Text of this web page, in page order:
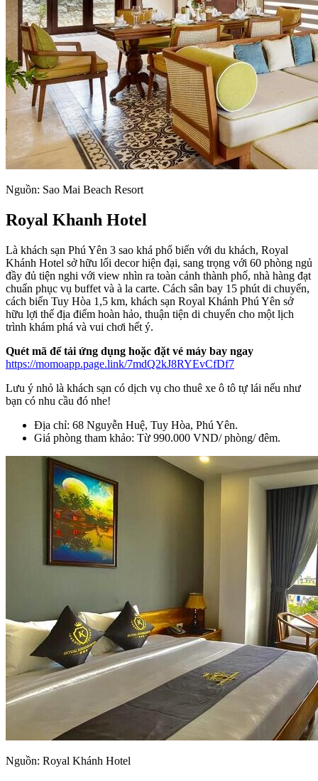
Nguồn: Sao Mai Beach Resort
Royal Khanh Hotel
Là khách sạn Phú Yên 3 sao khá phổ biến với du khách, Royal
Khánh Hotel sở hữu lối decor hiện đại, sang trọng với 60 phòng ngủ
đầy đủ tiện nghi với view nhìn ra toàn cảnh thành phố, nhà hàng đạt
chuẩn phục vụ buffet và à la carte. Cách sân bay 15 phút di chuyển,
cách biển Tuy Hòa 1,5 km, khách sạn Royal Khánh Phú Yên sở
hữu lợi thế địa điểm hoàn hảo, thuận tiện di chuyển cho một lịch
trình khám phá và vui chơi hết ý.
Quét mã để tải ứng dụng hoặc đặt vé máy bay ngay
https://momoapp.page.link/7mdQ2kJ8RYEvCfDf7
Lưu ý nhỏ là khách sạn có dịch vụ cho thuê xe ô tô tự lái nếu như
bạn có nhu cầu đó nhe!
Địa chỉ: 68 Nguyễn Huệ, Tuy Hòa, Phú Yên.
Giá phòng tham khảo: Từ 990.000 VND/ phòng/ đêm.
Nguồn: Royal Khánh Hotel